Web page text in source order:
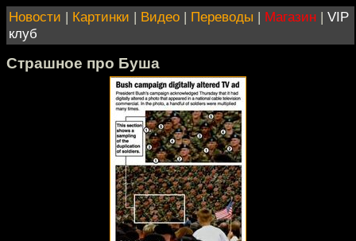
Новости | Картинки | Видео | Переводы | Магазин | VIP
клуб
Страшное про Буша